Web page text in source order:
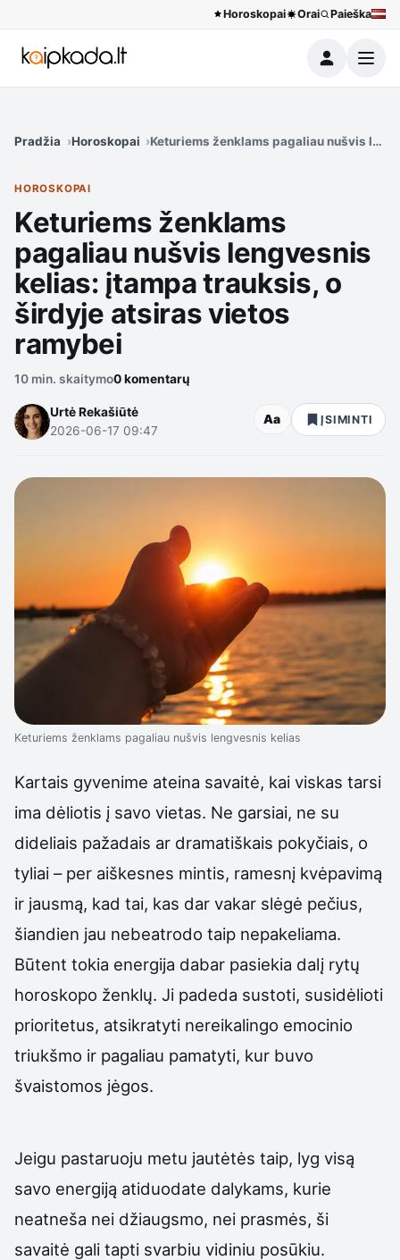
Horoskopai Orai Paieška
Meniu
Pradžia Horoskopai Keturiems ženklams pagaliau nušvis
HOROSKOPAI
Keturiems ženklams
pagaliau nušvis lengvesnis
kelias: įtampa trauksis, o
širdyje atsiras vietos
ramybei
10 min. skaitymo0 komentarų
Urtė Rekašiūtė
2026-06-17 09:47
Aa ĮSIMINTI
Keturiems ženklams pagaliau nušvis lengvesnis kelias
Kartais gyvenime ateina savaitė, kai viskas tarsi
ima dėliotis į savo vietas. Ne garsiai, ne su
dideliais pažadais ar dramatiškais pokyčiais, o
tyliai – per aiškesnes mintis, ramesnį kvėpavimą
ir jausmą, kad tai, kas dar vakar slėgė pečius,
šiandien jau nebeatrodo taip nepakeliama.
Būtent tokia energija dabar pasiekia dalį rytų
horoskopo ženklų. Ji padeda sustoti, susidėlioti
prioritetus, atsikratyti nereikalingo emocinio
triukšmo ir pagaliau pamatyti, kur buvo
švaistomos jėgos.
Jeigu pastaruoju metu jautėtės taip, lyg visą
savo energiją atiduodate dalykams, kurie
neatneša nei džiaugsmo, nei prasmės, ši
savaitė gali tapti svarbiu vidiniu posūkiu.